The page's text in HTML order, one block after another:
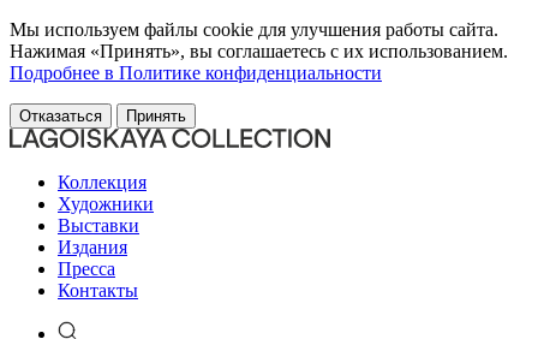
Мы используем файлы cookie для улучшения работы сайта.
Нажимая «Принять», вы соглашаетесь с их использованием.
Подробнее в Политике конфиденциальности
Отказаться Принять
Коллекция
Художники
Выставки
Издания
Пресса
Контакты